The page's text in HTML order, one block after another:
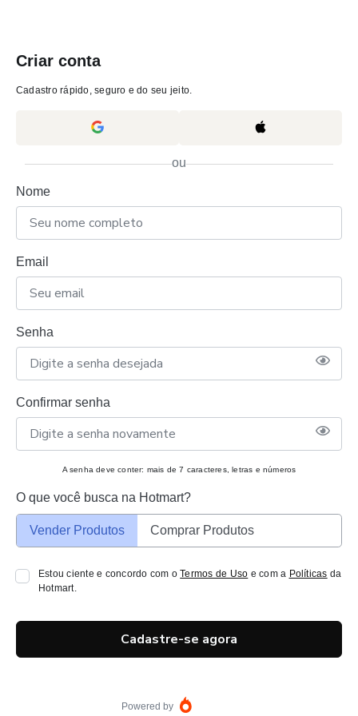
Criar conta
Cadastro rápido, seguro e do seu jeito.
ou
Nome
Email
Senha
Confirmar senha
A senha deve conter: mais de 7 caracteres, letras e números
O que você busca na Hotmart?
Vender Produtos Comprar Produtos
Estou ciente e concordo com oTermos de Uso e com a Políticas da
Hotmart.
Cadastre-se agora
Powered by